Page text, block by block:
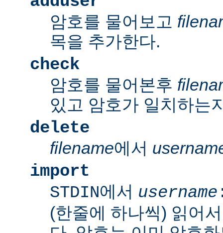
암호를 물어보고
목을 추가한다.
check
암호를 물어본후
있고 암호가 일치하는
delete
filename에서
import
STDIN에서 username
(한줄에 하나씩) 읽어